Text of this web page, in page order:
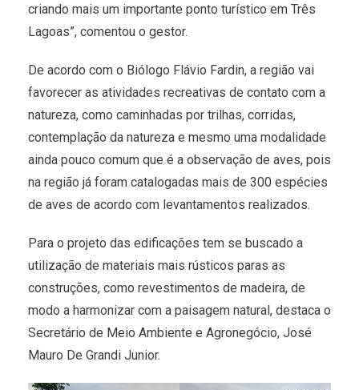
criando mais um importante ponto turístico em Três
Lagoas”, comentou o gestor.
De acordo com o Biólogo Flávio Fardin, a região vai
favorecer as atividades recreativas de contato com a
natureza, como caminhadas por trilhas, corridas,
contemplação da natureza e mesmo uma modalidade
ainda pouco comum que é a observação de aves, pois
na região já foram catalogadas mais de 300 espécies
de aves de acordo com levantamentos realizados.
Para o projeto das edificações tem se buscado a
utilização de materiais mais rústicos paras as
construções, como revestimentos de madeira, de
modo a harmonizar com a paisagem natural, destaca o
Secretário de Meio Ambiente e Agronegócio, José
Mauro De Grandi Junior.